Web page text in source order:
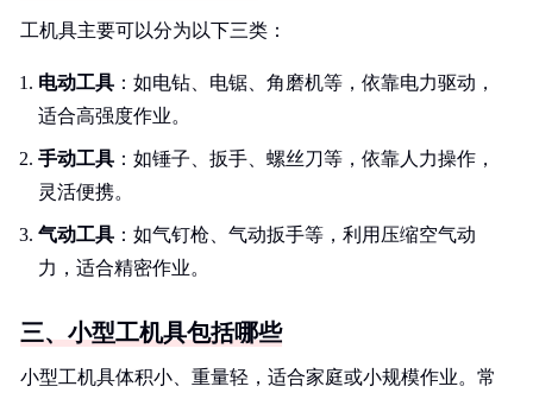
工机具主要可以分为以下三类：
电动工具 ：如电钻、电锯、角磨机等，依靠电力驱动，
适合高强度作业。
手动工具 ：如锤子、扳手、螺丝刀等，依靠人力操作，
灵活便携。
气动工具 ：如气钉枪、气动扳手等，利用压缩空气动
力，适合精密作业。
三、小型工机具包括哪些
小型工机具体积小、重量轻，适合家庭或小规模作业。常